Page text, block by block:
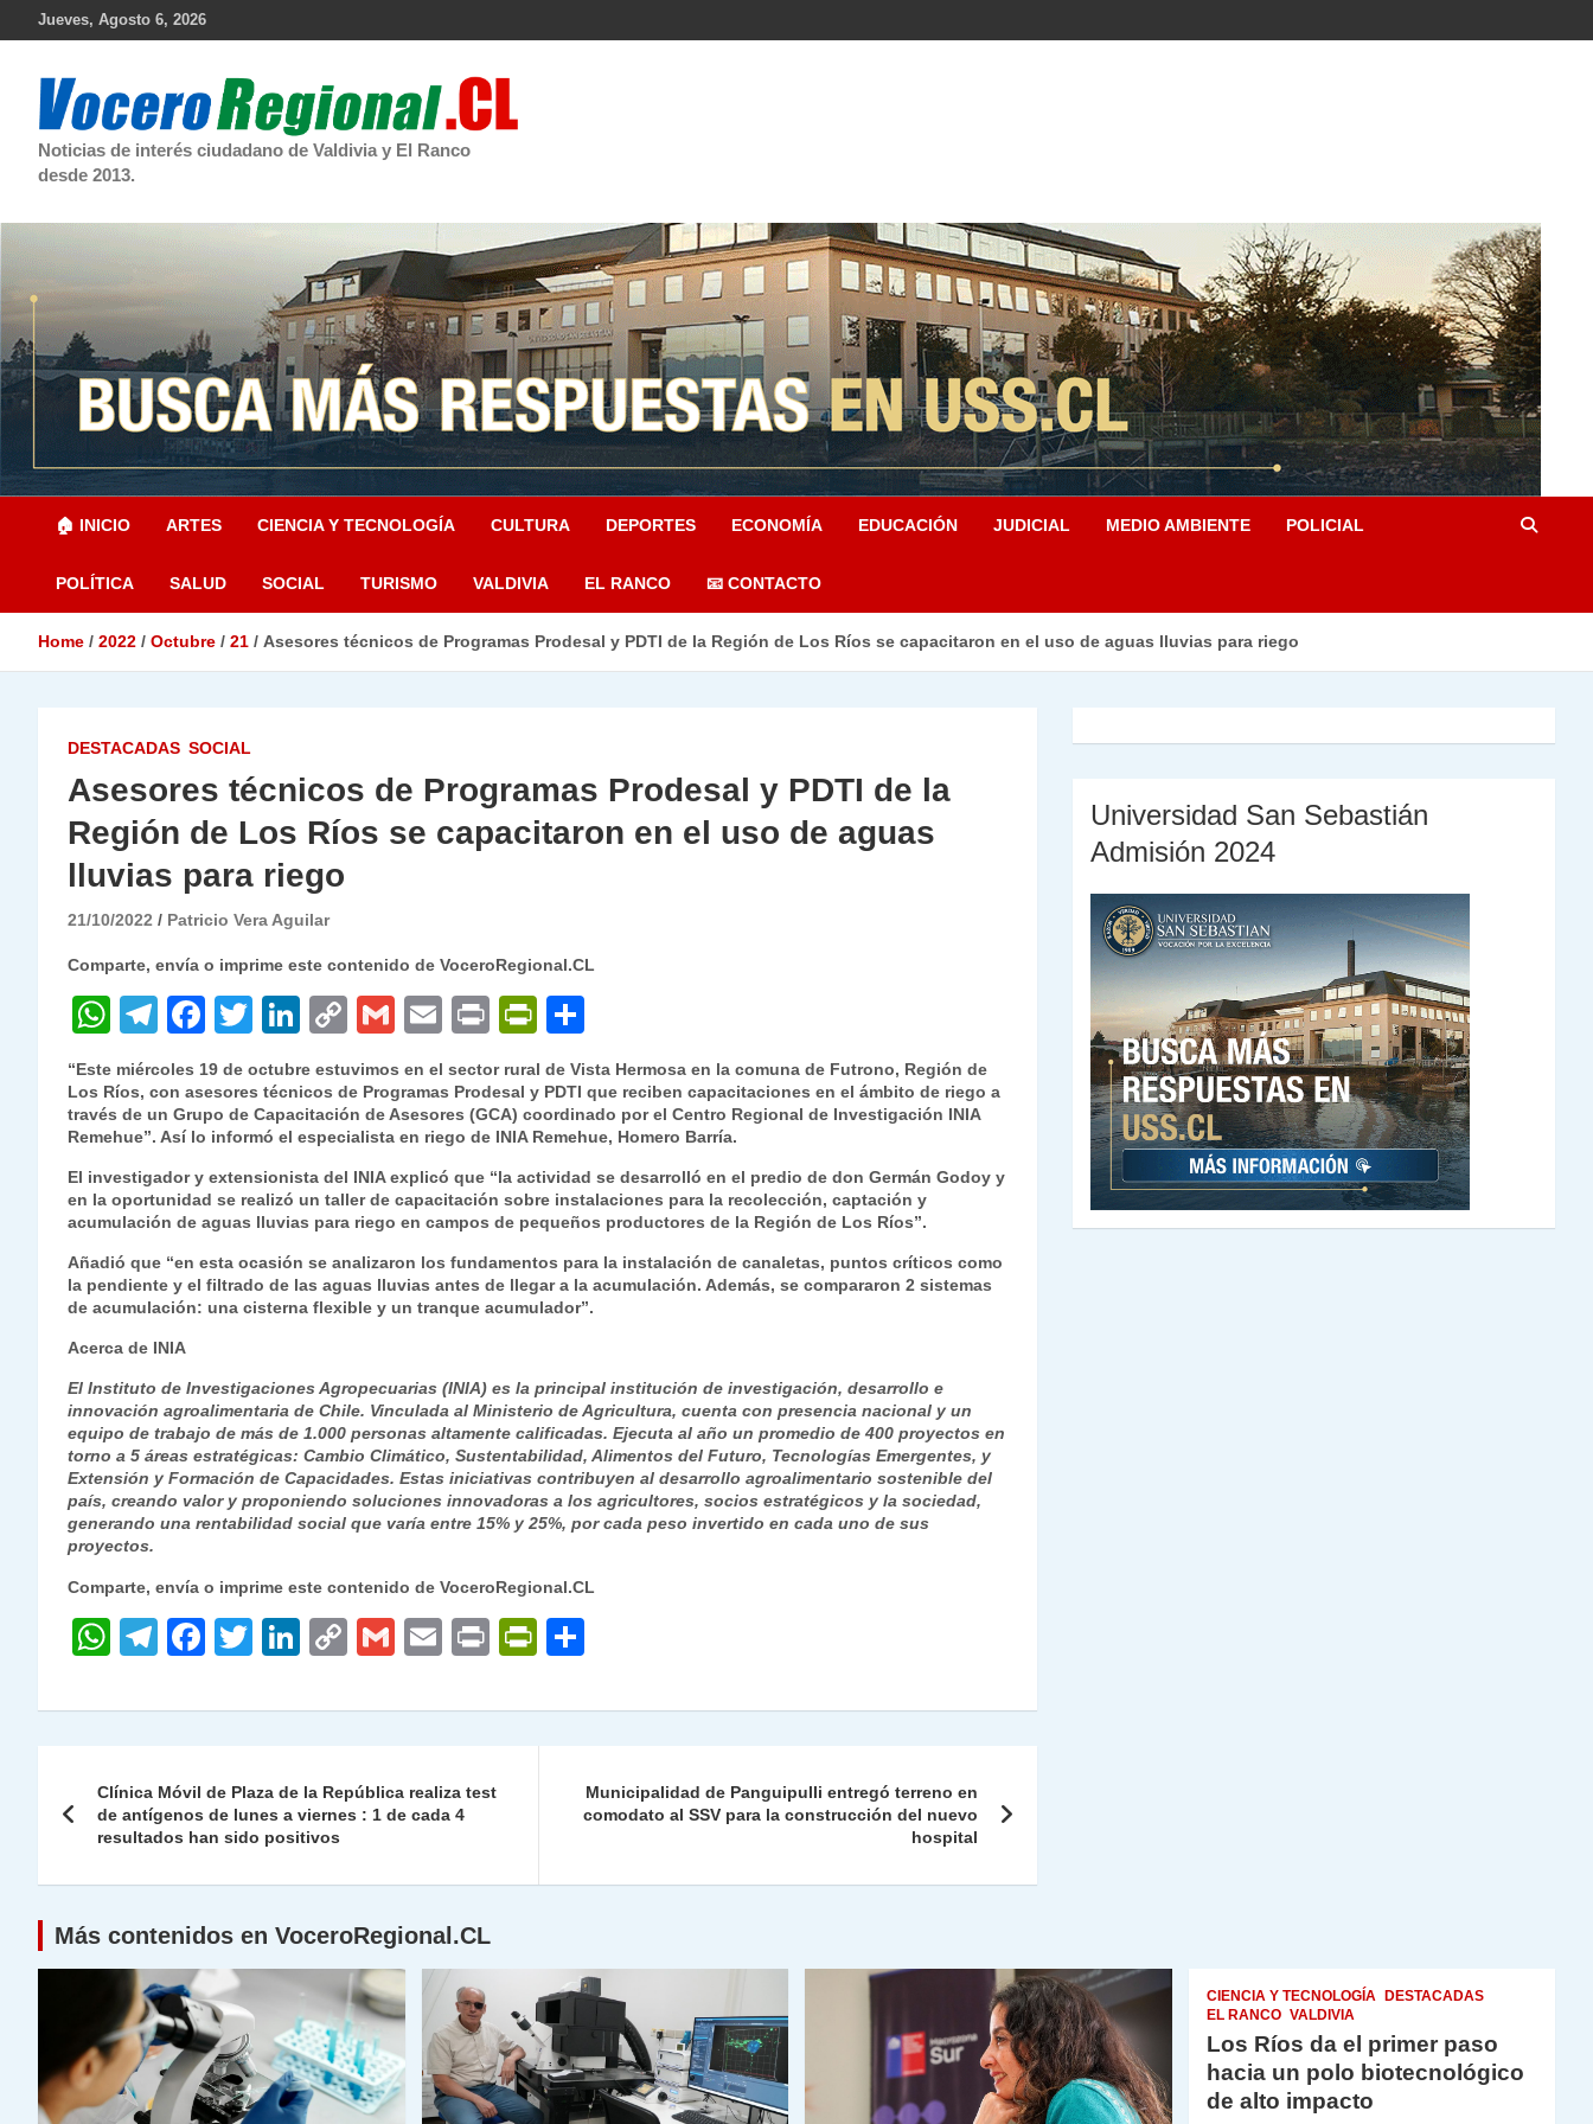
Jueves, Agosto 6, 2026
Noticias de interés ciudadano de Valdivia y El Ranco
desde 2013.
🏠 INICIO ARTES CIENCIA Y TECNOLOGÍA CULTURA DEPORTES ECONOMÍA EDUCACIÓN JUDICIAL MEDIO AMBIENTE POLICIAL
POLÍTICA SALUD SOCIAL TURISMO VALDIVIA EL RANCO 📧 CONTACTO
Home 2022 Octubre 21 Asesores técnicos de Programas Prodesal y PDTI de la Región de Los Ríos se capacitaron en el uso de aguas lluvias para riego
DESTACADAS SOCIAL
Asesores técnicos de Programas Prodesal y PDTI de la
Región de Los Ríos se capacitaron en el uso de aguas
lluvias para riego
21/10/2022 Patricio Vera Aguilar
Comparte, envía o imprime este contenido de VoceroRegional.CL
W
h
at
s
A
p
p
T
el
e
gr
a
m
F
a
c
e
b
o
o
k
T
w
itt
er
Li
k
e
dI
n
C
o
p
y
Li
n
k
G
ai
l
E
ai
l
P
nt
P
ri
nt
Fr
ie
n
dl
y
o
m
p
ar
tir
“Este miércoles 19 de octubre estuvimos en el sector rural de Vista Hermosa en la comuna de Futrono, Región de
Los Ríos, con asesores técnicos de Programas Prodesal y PDTI que reciben capacitaciones en el ámbito de riego a
través de un Grupo de Capacitación de Asesores (GCA) coordinado por el Centro Regional de Investigación INIA
Remehue”. Así lo informó el especialista en riego de INIA Remehue, Homero Barría.
El investigador y extensionista del INIA explicó que “la actividad se desarrolló en el predio de don Germán Godoy y
en la oportunidad se realizó un taller de capacitación sobre instalaciones para la recolección, captación y
acumulación de aguas lluvias para riego en campos de pequeños productores de la Región de Los Ríos”.
Añadió que “en esta ocasión se analizaron los fundamentos para la instalación de canaletas, puntos críticos como
la pendiente y el filtrado de las aguas lluvias antes de llegar a la acumulación. Además, se compararon 2 sistemas
de acumulación: una cisterna flexible y un tranque acumulador”.
Acerca de INIA
El Instituto de Investigaciones Agropecuarias (INIA) es la principal institución de investigación, desarrollo e
innovación agroalimentaria de Chile. Vinculada al Ministerio de Agricultura, cuenta con presencia nacional y un
equipo de trabajo de más de 1.000 personas altamente calificadas. Ejecuta al año un promedio de 400 proyectos en
torno a 5 áreas estratégicas: Cambio Climático, Sustentabilidad, Alimentos del Futuro, Tecnologías Emergentes, y
Extensión y Formación de Capacidades. Estas iniciativas contribuyen al desarrollo agroalimentario sostenible del
país, creando valor y proponiendo soluciones innovadoras a los agricultores, socios estratégicos y la sociedad,
generando una rentabilidad social que varía entre 15% y 25%, por cada peso invertido en cada uno de sus
proyectos.
Comparte, envía o imprime este contenido de VoceroRegional.CL
W
at
A
p
T
e
a
m
F
c
b
o
T
itt
Li
k
dI
n
C
p
Li
n
G
ai
E
ai
P
nt
P
nt m
ar
tir
de
Clínica Móvil de Plaza de la República realiza test
de antígenos de lunes a viernes : 1 de cada 4
resultados han sido positivos
Municipalidad de Panguipulli entregó terreno en
comodato al SSV para la construcción del nuevo
hospital
Universidad San Sebastián
Admisión 2024
Más contenidos en VoceroRegional.CL
CIENCIA Y TECNOLOGÍA
DESTACADAS
EL RANCO VALDIVIA
Los Ríos da el primer paso
hacia un polo biotecnológico
de alto impacto